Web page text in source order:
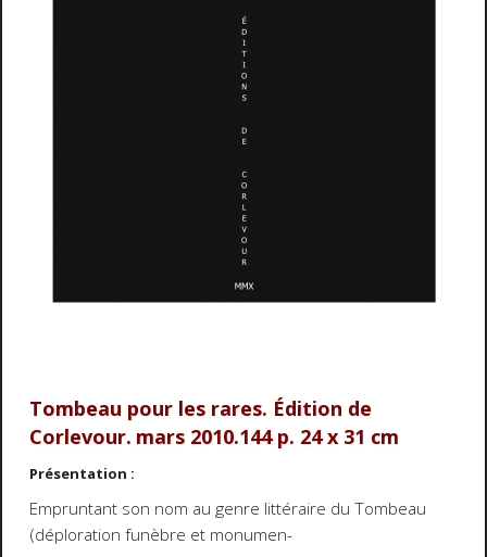
Tombeau pour les rares. Édition de
Corlevour. mars 2010.144 p. 24 x 31 cm
Présentation :
Empruntant son nom au genre littéraire du Tombeau
(déploration funèbre et monumen-